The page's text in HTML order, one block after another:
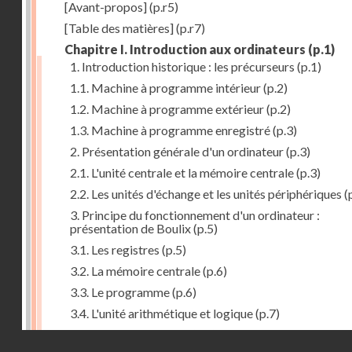
[Avant-propos](p.r5)
[Table des matières](p.r7)
Chapitre I. Introduction aux ordinateurs (p.1)
1. Introduction historique : les précurseurs (p.1)
1.1. Machine à programme intérieur(p.2)
1.2. Machine à programme extérieur(p.2)
1.3. Machine à programme enregistré(p.3)
2. Présentation générale d'un ordinateur(p.3)
2.1. L'unité centrale et la mémoire centrale(p.3)
2.2. Les unités d'échange et les unités périphériques
3. Principe du fonctionnement d'un ordinateur :
présentation de Boulix(p.5)
3.1. Les registres (p.5)
3.2. La mémoire centrale(p.6)
3.3. Le programme(p.6)
3.4. L'unité arithmétique et logique(p.7)
3.5. L'unité de contrôle(p.8)